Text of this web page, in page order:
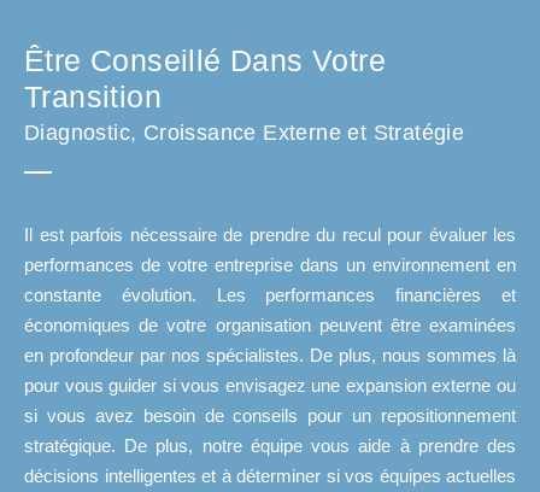
Être Conseillé Dans Votre
Transition
Diagnostic, Croissance Externe et Stratégie
Il est parfois nécessaire de prendre du recul pour évaluer les
performances de votre entreprise dans un environnement en
constante évolution. Les performances financières et
économiques de votre organisation peuvent être examinées
en profondeur par nos spécialistes. De plus, nous sommes là
pour vous guider si vous envisagez une expansion externe ou
si vous avez besoin de conseils pour un repositionnement
stratégique. De plus, notre équipe vous aide à prendre des
décisions intelligentes et à déterminer si vos équipes actuelles